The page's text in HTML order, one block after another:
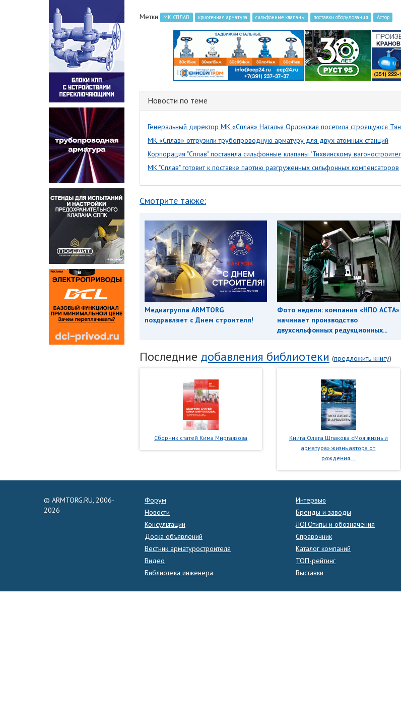
Метки МК СПЛАВ криогенная арматура сильфонные клапаны поставки оборудования Астор
Новости по теме
Генеральный директор МК «Сплав» Наталья Орловская посетила строящуюся
МК «Сплав» отгрузили трубопроводную арматуру для двух атомных станций
Корпорация "Сплав" поставила сильфонные клапаны "Тихвинскому
МК "Сплав" готовит к поставке партию разгруженных сильфонных компенсаторов
Смотрите также:
Медиагруппа ARMTORG
поздравляет с Днем строителя!
Фото недели: компания «НПО АСТА»
начинает производство
двухсильфонных редукционных...
Последние добавления библиотеки (предложить книгу)
Сборник статей Кима Миргаязова
Книга Олега Шпакова «Моя жизнь и
арматура» жизнь автора от
рождения...
© ARMTORG.RU, 2006-
2026
Форум
Новости
Консультации
Доска объявлений
Вестник арматуростроителя
Видео
Библиотека инженера
Интервью
Бренды и заводы
ЛОГОтипы и обозначения
Справочник
Каталог компаний
ТОП-рейтинг
Выставки